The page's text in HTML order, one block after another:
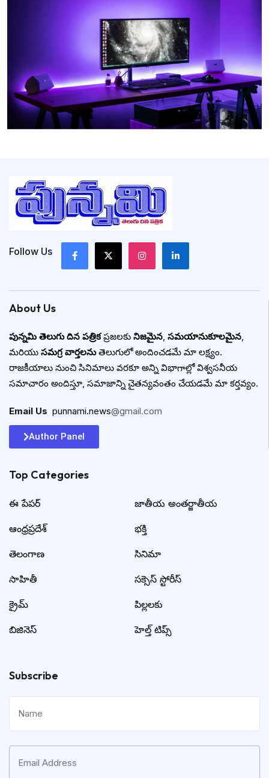
Follow Us
About Us
పున్నమి తెలుగు దిన పత్రికప్రజలకు నిజమైన, సమయానుకూలమైన,
మరియు సమగ్ర వార్తలనుతెలుగులో అందించడమే మా లక్ష్యం.
రాజకీయాలు నుంచి సినిమాలు వరకూ అన్ని విభాగాల్లో విశ్వసనీయ
సమాచారం అందిస్తూ, సమాజాన్ని చైతన్యవంతం చేయడమే మా కర్తవ్యం.
Email Us punnami.news@gmail.com
Author Panel
Top Categories​
ఈ పేపర్
ఆంధ్రప్రదేశ్
తెలంగాణ
సాహితీ
క్రైమ్
బిజినెస్
జాతీయ అంతర్జాతీయ
భక్తి
సినిమా
సక్సెస్ స్టోరీస్
పిల్లలకు
హెల్త్ టిప్స్
Subscribe